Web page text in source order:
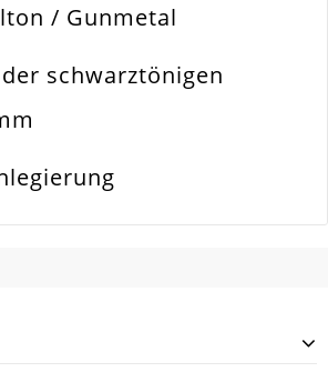
Wird Im Döschen Geliefert
/ Gunmetal
schwarztönigen